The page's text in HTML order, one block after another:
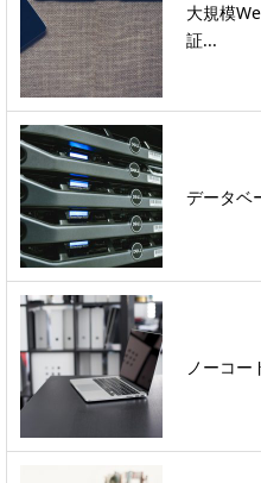
大規模
証...
データベ
ノーコー